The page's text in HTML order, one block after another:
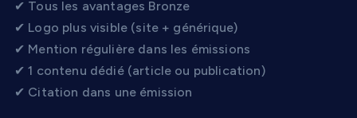
✔ Tous les avantages Bronze
✔ Logo plus visible (site + générique)
✔ Mention régulière dans les émissions
✔ 1 contenu dédié (article ou publication)
✔ Citation dans une émission